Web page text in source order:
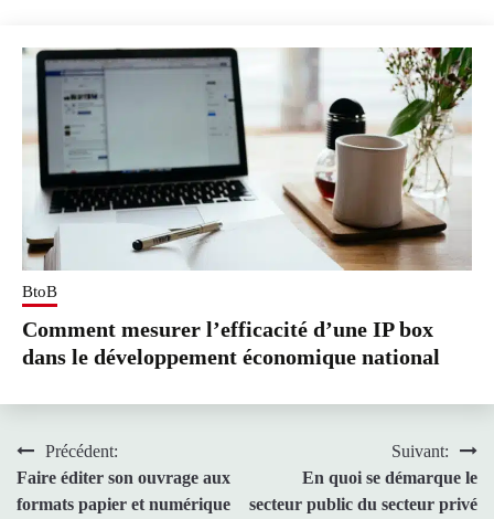
BtoB
Comment mesurer l’efficacité d’une IP box
dans le développement économique national
Navigation
de
Précédent:
Faire éditer son ouvrage aux
formats papier et numérique
Suivant:
En quoi se démarque le
secteur public du secteur privé